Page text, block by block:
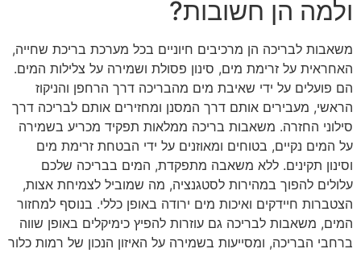
ולמה הן חשובות?
משאבות לבריכה הן מרכיבים חיוניים בכל מערכת בריכת שחייה,
האחראית על זרימת מים, סינון פסולת ושמירה על צלילות המים.
הם פועלים על ידי שאיבת מים מהבריכה דרך הרחפן והניקוז
הראשי, מעבירים אותם דרך המסנן ומחזירים אותם לבריכה דרך
סילוני החזרה. משאבות בריכה ממלאות תפקיד מכריע בשמירה
על המים נקיים, בטוחים ומאוזנים על ידי הבטחת זרימת מים
וסינון תקינים. ללא משאבה מתפקדת, המים בבריכה שלכם
עלולים להפוך במהירות לסטגנציה, מה שמוביל לצמיחת אצות,
הצטברות חיידקים ואיכות מים ירודה באופן כללי. בנוסף למחזור
המים, משאבות לבריכה גם עוזרות להפיץ כימיקלים באופן שווה
ברחבי הבריכה, ומסייעות בשמירה על האיזון הנכון של רמות כלור